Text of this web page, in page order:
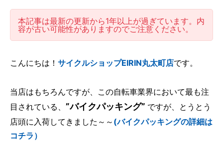
本記事は最新の更新から1年以上が過ぎています。内
容が古い可能性がありますのでご注意ください。
こんにちは！ サイクルショップEIRIN丸太町店です。
当店はもちろんですが、この自転車業界において最も注
目されている、 ”バイクパッキング” ですが、とうとう
店頭に入荷してきました～～ (バイクパッキングの詳細は
コチラ）